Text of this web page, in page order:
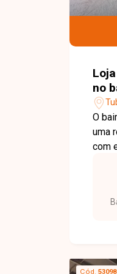
no
O
uma
com
Cód. 53098